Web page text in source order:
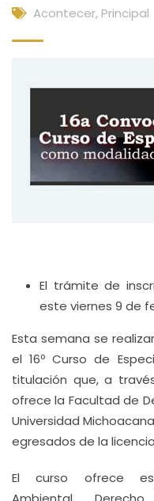
Acontecer, Principal
El trámite de
este viernes 9 de
Esta semana se
el 16º Curso de
titulación que, a
ofrece la Facultad de
Universidad
egresados de la
El curso ofrece